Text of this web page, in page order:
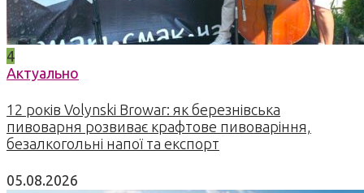
4
Актуально
12 років Volynski Browar: як березнівська
пивоварня розвиває крафтове пивоваріння,
безалкогольні напої та експорт
05.08.2026